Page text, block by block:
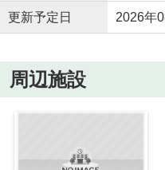
更新予定日 2026年
周辺施設